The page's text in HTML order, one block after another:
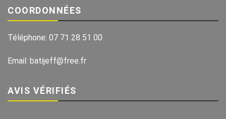
COORDONNÉES
Téléphone: 07 71 28 51 00
Email: batijeff@free.fr
AVIS VÉRIFIÉS